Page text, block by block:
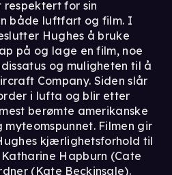
respektert for sin
både luftfart og film. I
Hughes å bruke
på og lage en film, noe
og muligheten til å
Company. Siden slår
i lufta og blir etter
berømte amerikanske
Filmen gir
kjærlighetsforhold til
Hapburn (Cate
(Kate Beckinsale).